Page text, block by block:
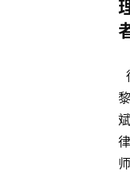
黎
斌
律
师